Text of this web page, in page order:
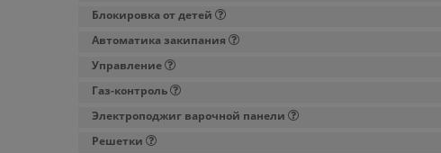
Блокировка от детей
Автоматика закипания
Управление
Газ-контроль
Электроподжиг варочной панели
Решетки